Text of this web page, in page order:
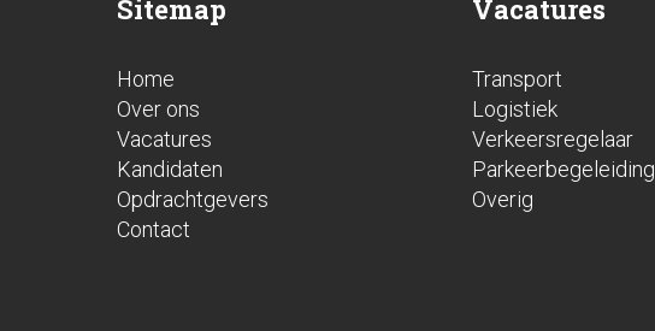
Sitemap
Home
Over ons
Vacatures
Kandidaten
Opdrachtgevers
Contact
Vacatures
Transport
Logistiek
Verkeersregelaar
Parkeerbegeleiding
Overig